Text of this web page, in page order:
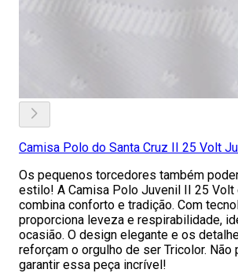
Camisa Polo do Santa Cruz II 25 Volt
Os pequenos torcedores também
estilo! A Camisa Polo Juvenil II 25 Volt
combina conforto e tradição. Com
proporciona leveza e respirabilidade,
ocasião. O design elegante e os
reforçam o orgulho de ser Tricolor. Não
garantir essa peça incrível!